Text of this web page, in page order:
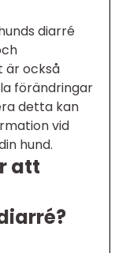
diarré
är också
förändringar
detta kan
vid
hund.
att